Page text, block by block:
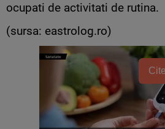
ocupati de activitati de rutina.
(sursa: eastrolog.ro)